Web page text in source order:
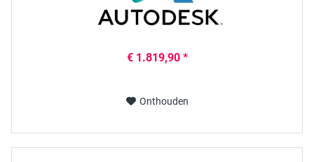
€ 1.819,90 *
Onthouden